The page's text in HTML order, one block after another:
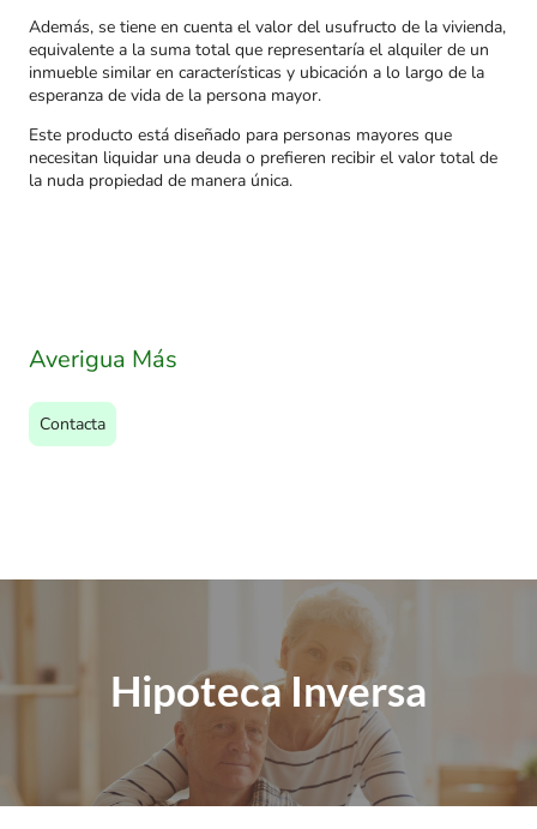
Además, se tiene en cuenta el valor del usufructo de la vivienda,
equivalente a la suma total que representaría el alquiler de un
inmueble similar en características y ubicación a lo largo de la
esperanza de vida de la persona mayor.
Este producto está diseñado para personas mayores que
necesitan liquidar una deuda o prefieren recibir el valor total de
la nuda propiedad de manera única.
Averigua Más
Contacta
Hipoteca Inversa